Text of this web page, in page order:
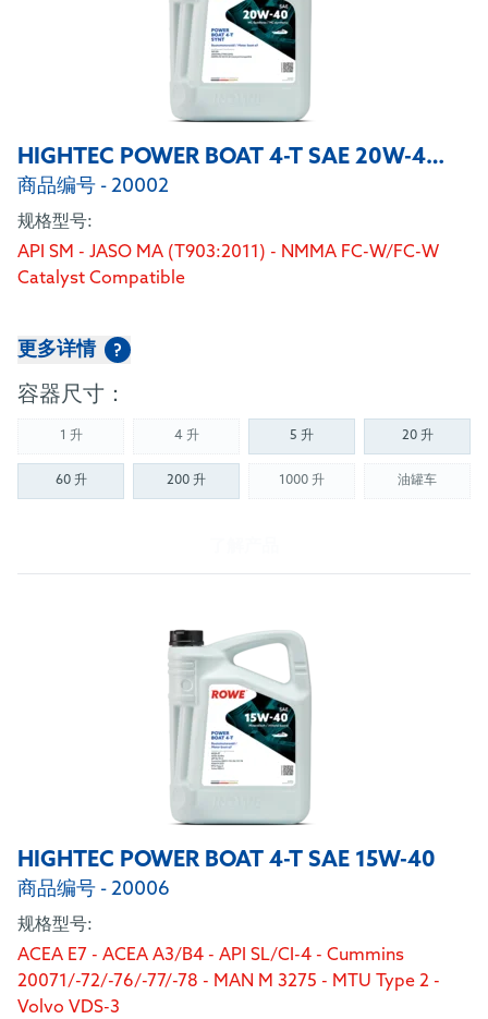
HIGHTEC POWER BOAT 4-T SAE 20W-40 SYNT
商品编号 - 20002
规格型号:
API SM - JASO MA (T903:2011) - NMMA FC-W/FC-W
Catalyst Compatible
更多详情 ?
容器尺寸：
1 升(Not available) 4 升(Not available) 5 升 20 升
60 升 200 升 1000 升(Not available) 油罐车
(Not
HIGHTEC POWER BOAT 4-T SAE 15W-40
商品编号 - 20006
规格型号:
ACEA E7 - ACEA A3/B4 - API SL/CI-4 - Cummins
20071/-72/-76/-77/-78 - MAN M 3275 - MTU Type 2 -
Volvo VDS-3